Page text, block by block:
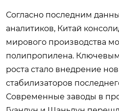
Согласно последним
аналитиков, Китай
мирового производства
полипропилена.
роста стало внедрение
стабилизаторов
Современные заводы в